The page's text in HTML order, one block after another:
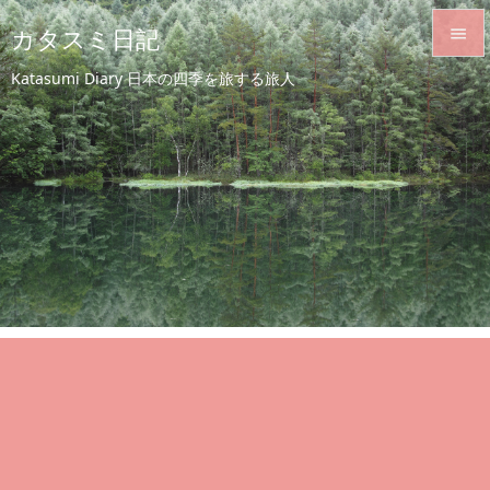
カタスミ日記
Katasumi Diary 日本の四季を旅する旅人


メニュ

サイド

前へ

次へ

検索